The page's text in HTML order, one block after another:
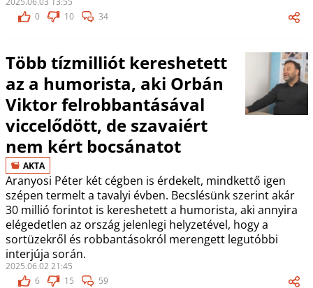
0
10 34
Több tízmilliót kereshetett
az a humorista, aki Orbán
Viktor felrobbantásával
viccelődött, de szavaiért
nem kért bocsánatot
AKTA
Aranyosi Péter két cégben is érdekelt, mindkettő igen
szépen termelt a tavalyi évben. Becslésünk szerint akár
30 millió forintot is kereshetett a humorista, aki annyira
elégedetlen az ország jelenlegi helyzetével, hogy a
sortüzekről és robbantásokról merengett legutóbbi
interjúja során.
2025.06.02 21:45
6
15 59